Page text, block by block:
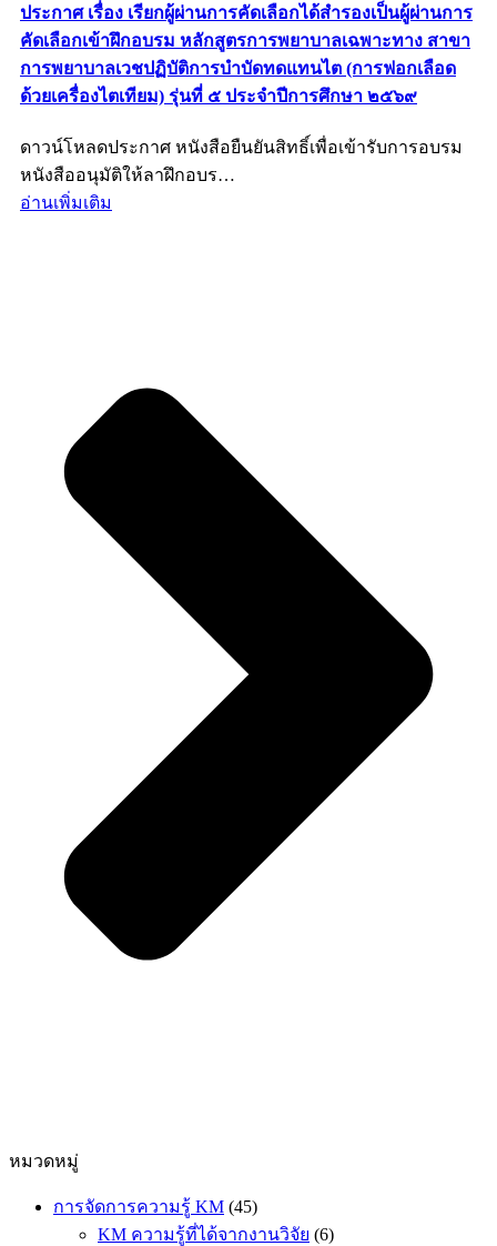
ประกาศ เรื่อง เรียกผู้ผ่านการคัดเลือกได้สำรองเป็นผู้ผ่านการ
คัดเลือกเข้าฝึกอบรม หลักสูตรการพยาบาลเฉพาะทาง สาขา
การพยาบาลเวชปฏิบัติการบำบัดทดแทนไต (การฟอกเลือด
ด้วยเครื่องไตเทียม) รุ่นที่ ๕ ประจำปีการศึกษา ๒๕๖๙
ดาวน์โหลดประกาศ หนังสือยืนยันสิทธิ์เพื่อเข้ารับการอบรม
หนังสืออนุมัติให้ลาฝึกอบร…
อ่านเพิ่มเติม
หมวดหมู่
การจัดการความรู้ KM (45)
KM ความรู้ที่ได้จากงานวิจัย (6)